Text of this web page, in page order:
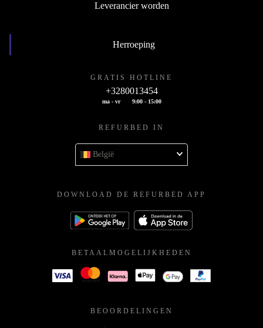
Leverancier worden
Herroeping
GRATIS HOTLINE
+3280013454
ma - vr 9:00 - 15:00
REFURBED IN
België
DOWNLOAD DE REFURBED APP
BETAALMOGELIJKHEDEN
BEOORDELINGEN